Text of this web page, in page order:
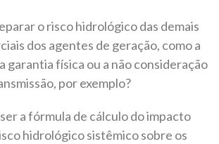
o risco hidrológico das demais
dos agentes de geração, como a
garantia física ou a não consideração
por exemplo?
a fórmula de cálculo do impacto
hidrológico sistêmico sobre os